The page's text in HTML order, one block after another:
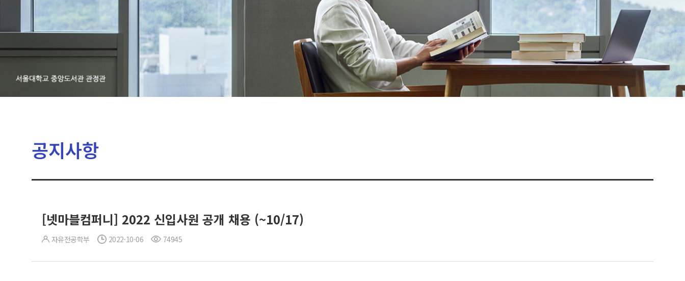
공지사항
[넷마블컴퍼니] 2022 신입사원 공개 채용 (~10/17)
자유전공학부 2022-10-06 74945